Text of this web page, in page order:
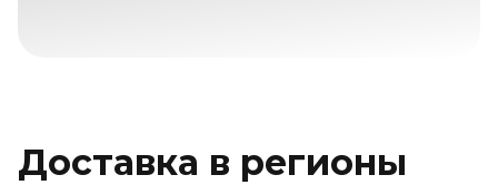
Доставка в регионы